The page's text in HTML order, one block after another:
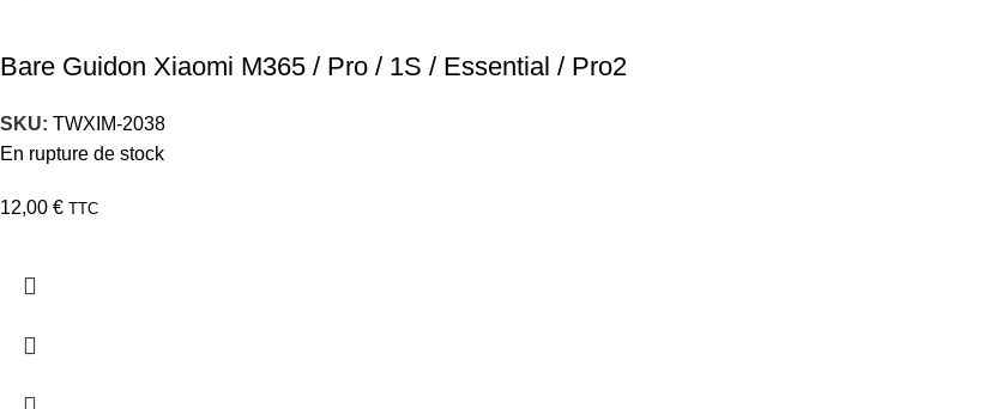
Bare Guidon Xiaomi M365 / Pro / 1S / Essential / Pro2
SKU: TWXIM-2038
En rupture de stock
12,00 € TTC